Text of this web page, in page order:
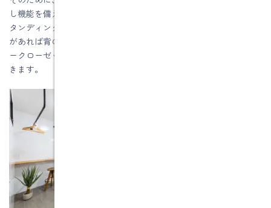
し機能を備えた洗濯室をつくるのは有効です。アイロン掛けはス
タンディングスタイルがラクともいわれますので、広さにゆとり
があれば背の高いアイロン台を備えるのも有効ですし、ファミリ
ークローゼットを隣接させれば収納まで一気に済ませることがで
きます。